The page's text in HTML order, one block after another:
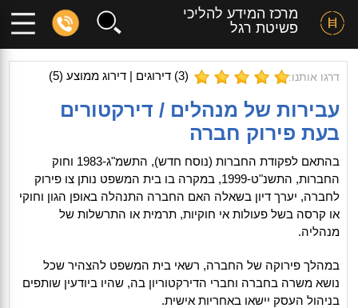
מרכז המידע להליכי
פשיטת רגל
דרגו אותנו: (
3) דירוגים | דירוג ממוצע (5
)
עבירות של מנהלים / דירקטורים
בעת פירוק חברה
בהתאם לפקודת החברות (נוסח חדש), התשמ"ג-1983 וחוק
החברות, התשנ"ט-1999, במקרה בו בית המשפט נותן צו פירוק
לחברה, יערך דיון בשאלה האם החברה התנהלה באופן הגון וחוקי
או קרסה בשל פעולות אי חוקיות, תרמית או התרשלות של
מנהליה.
במהלך פירוקה של החברה, רשאי בית המשפט להצהיר שכל
נושא משרה בחברה וחברי הדירקטוריון בה, שהיו ביודעין שותפים
בניהול העסק יישאו באחריות אישית.